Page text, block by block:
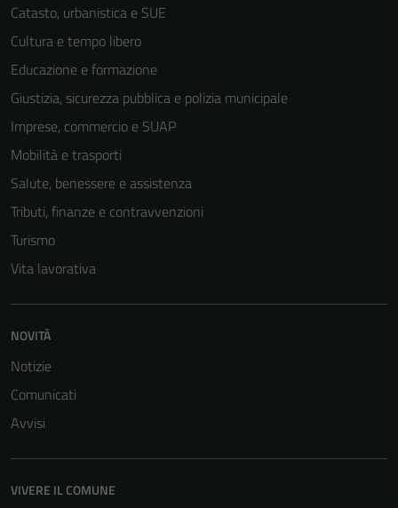
Catasto, urbanistica e SUE
Cultura e tempo libero
Educazione e formazione
Giustizia, sicurezza pubblica e polizia municipale
Imprese, commercio e SUAP
Mobilità e trasporti
Salute, benessere e assistenza
Tributi, finanze e contravvenzioni
Turismo
Vita lavorativa
NOVITÀ
Notizie
Comunicati
Avvisi
VIVERE IL COMUNE